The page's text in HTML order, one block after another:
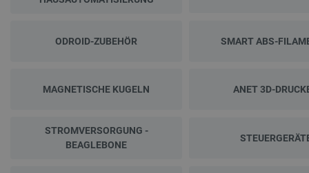
ODROID-ZUBEHÖR SMART ABS-
MAGNETISCHE KUGELN ANET 3D-
STROMVERSORGUNG -
BEAGLEBONE